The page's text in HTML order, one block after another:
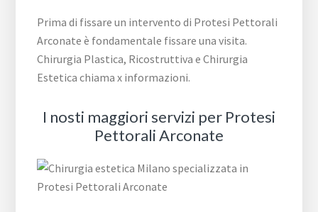
Prima di fissare un intervento di Protesi Pettorali
Arconate è fondamentale fissare una visita.
Chirurgia Plastica, Ricostruttiva e Chirurgia
Estetica chiama x informazioni.
I nosti maggiori servizi per Protesi
Pettorali Arconate